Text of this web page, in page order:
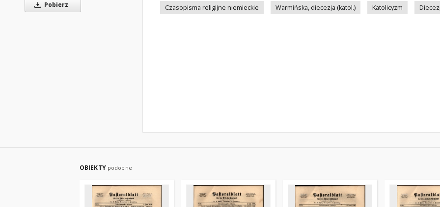
Pobierz
Czasopisma religijne niemieckie
Warmińska, diecezja (katol.) Katolicyzm
OBIEKTY podobne